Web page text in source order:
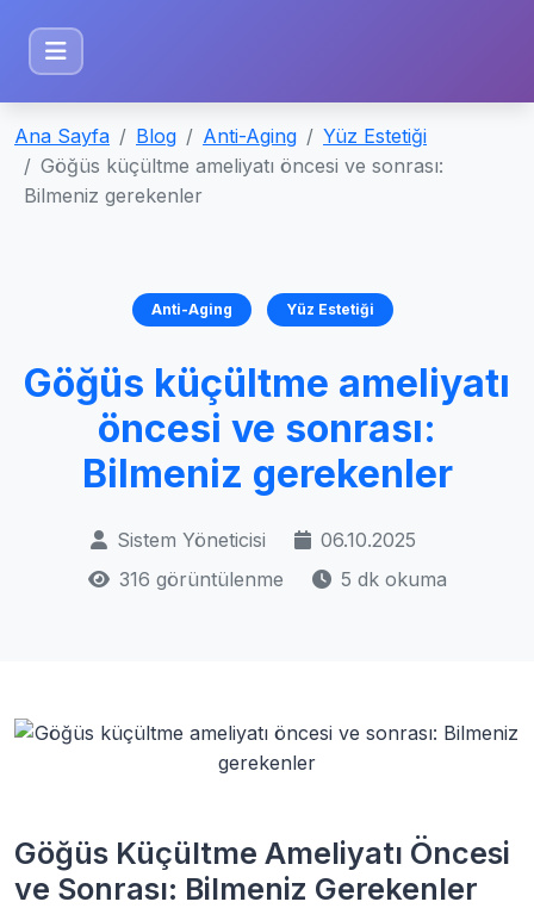
Ana Sayfa Blog Anti-Aging
Yüz Estetiği
Göğüs küçültme ameliyatı öncesi ve sonrası:
Bilmeniz gerekenler
Anti-Aging Yüz Estetiği
Göğüs küçültme ameliyatı
öncesi ve sonrası:
Bilmeniz gerekenler
Sistem Yöneticisi
06.10.2025
316 görüntülenme
5 dk okuma
Göğüs Küçültme Ameliyatı Öncesi
ve Sonrası: Bilmeniz Gerekenler